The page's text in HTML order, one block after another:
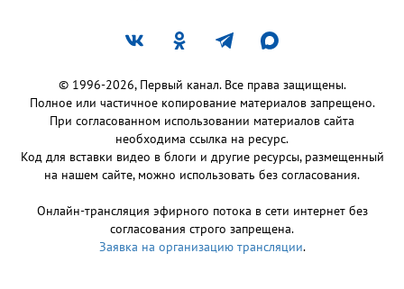
© 1996-2026, Первый канал. Все права защищены.
Полное или частичное копирование материалов запрещено.
При согласованном использовании материалов сайта
необходима ссылка на ресурс.
Код для вставки видео в блоги и другие ресурсы, размещенный
на нашем сайте, можно использовать без согласования.
Онлайн-трансляция эфирного потока в сети интернет без
согласования строго запрещена.
Заявка на организацию трансляции.